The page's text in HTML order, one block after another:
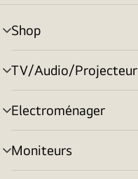
Shop
menu
déroulant
TV/Audio/Projecteur
menu
déroulant
Electroménager
menu
déroulant
Moniteurs
menu
déroulant